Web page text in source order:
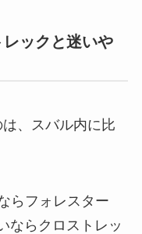
ックと迷いや
、スバル内に比
らフォレスター
ならクロストレッ